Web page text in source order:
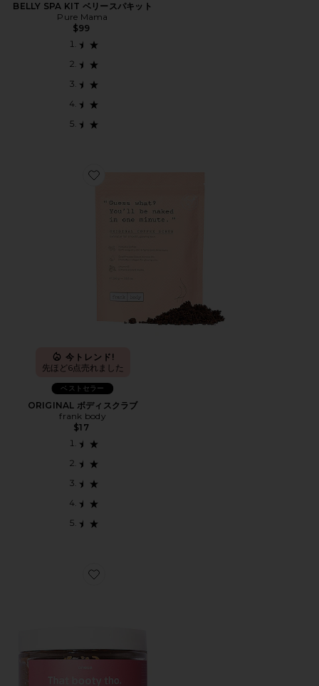
BELLY SPA KIT ベリースパキット
Pure Mama
$99
Favorite ORIGINAL ボディスクラブ
今トレンド!
先ほど6点売れました
ベストセラー
ORIGINAL ボディスクラブ
frank body
$17
Favorite THAT BOOTY THO ボディスクラブ